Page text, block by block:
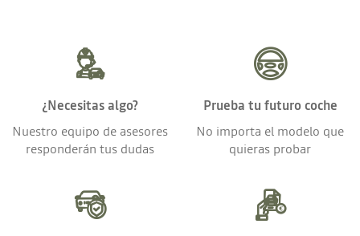
¿Necesitas algo?
Nuestro equipo de asesores
responderán tus dudas
Prueba tu futuro coche
No importa el modelo que
quieras probar